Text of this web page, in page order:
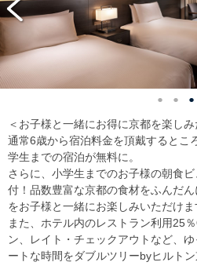
＜お子様と一緒にお得に京都を楽し
通常6歳から宿泊料金を頂戴するとこ
学生までの宿泊が無料に。
さらに、小学生までのお子様の朝食
付！品数豊富な京都の食材をふんだ
をお子様と一緒にお楽しみいただけま
また、ホテル内のレストラン利用25
ン、レイト・チェックアウトなど、
ートな時間をダブルツリーbyヒルト